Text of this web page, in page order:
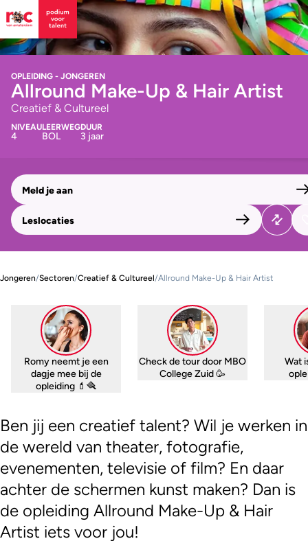
OPLEIDING - JONGEREN
Allround Make-Up & Hair Artist
Creatief & Cultureel
NIVEAU
4
LEERWEG
BOL
DUUR
3 jaar
Meld je aan
Leslocaties
Jongeren/Sectoren/Creatief & Cultureel/Allround Make-Up & Hair Artist
Romy neemt je een
dagje mee bij de
opleiding 💄🪮
Check de tour door MBO
College Zuid 🥳
Wat
Ben jij een creatief talent? Wil je werken in
de wereld van theater, fotografie,
evenementen, televisie of film? En daar
achter de schermen kunst maken? Dan is
de opleiding Allround Make-Up & Hair
Artist iets voor jou!